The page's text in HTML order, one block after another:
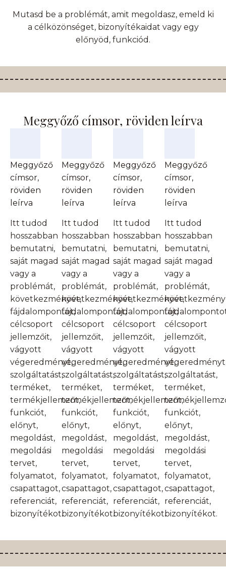
Mutasd be a problémát, amit megoldasz, emeld ki
a célközönséget, bizonyítékaidat vagy egy
előnyöd, funkciód.
Meggyőző címsor, röviden leírva
Meggyőző
címsor,
röviden
leírva
Itt tudod
hosszabban
bemutatni,
saját magad
vagy a
problémát,
következményét,
fájdalompontot,
célcsoport
jellemzőit,
vágyott
végeredményt,
szolgáltatást,
terméket,
termékjellemzőt,
funkciót,
előnyt,
megoldást,
megoldási
tervet,
folyamatot,
csapattagot,
referenciát,
bizonyítékot.
Meggyőző
címsor,
röviden
leírva
Itt tudod
hosszabban
bemutatni,
saját magad
vagy a
problémát,
következményét,
fájdalompontot,
célcsoport
jellemzőit,
vágyott
végeredményt,
szolgáltatást,
terméket,
termékjellemzőt,
funkciót,
előnyt,
megoldást,
megoldási
tervet,
folyamatot,
csapattagot,
referenciát,
bizonyítékot.
Meggyőző
címsor,
röviden
leírva
Itt tudod
hosszabban
bemutatni,
saját magad
vagy a
problémát,
következményét,
fájdalompontot,
célcsoport
jellemzőit,
vágyott
végeredményt,
szolgáltatást,
terméket,
termékjellemzőt,
funkciót,
előnyt,
megoldást,
megoldási
tervet,
folyamatot,
csapattagot,
referenciát,
bizonyítékot.
Meggyőző
címsor,
röviden
leírva
Itt tudod
hosszabban
bemutatni,
saját magad
vagy a
problémát,
célcsoport
jellemzőit,
vágyott
szolgáltatást,
terméket,
funkciót,
előnyt,
megoldást,
megoldási
tervet,
folyamatot,
csapattagot,
referenciát,
bizonyítékot.